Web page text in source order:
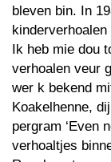
bleven bin. In
Ik heb mie dou
verhoalen veur
wer k bekend
Koakelhenne,
pergram ‘Even
verhoaltjes